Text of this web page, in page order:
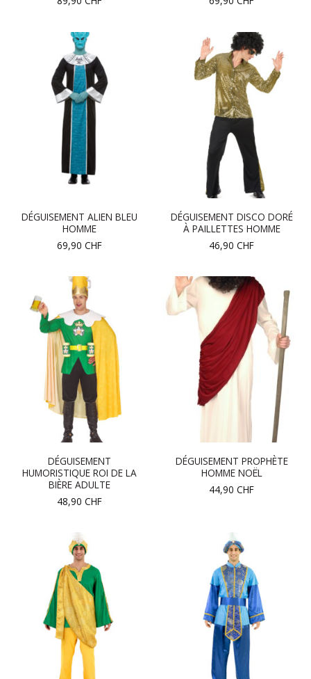
DÉGUISEMENT ALIEN BLEU
HOMME
69,90 CHF
DÉGUISEMENT DISCO DORÉ
À PAILLETTES HOMME
46,90 CHF
DÉGUISEMENT
HUMORISTIQUE ROI DE LA
BIÈRE ADULTE
48,90 CHF
DÉGUISEMENT PROPHÈTE
HOMME NOËL
44,90 CHF